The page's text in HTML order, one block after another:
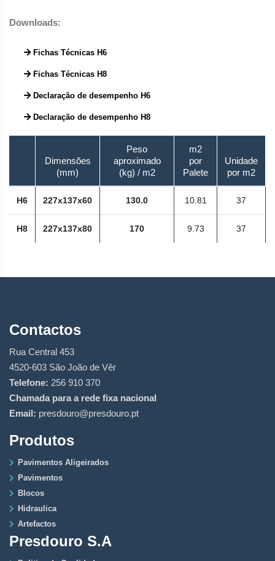
Downloads:
Fichas Técnicas H6
Fichas Técnicas H8
Declaração de desempenho H6
Declaração de desempenho H8
Dimensões
(mm)
Peso
aproximado
(kg) / m2
m2
por
Palete
Unidade
por m2
H6 227x137x60 130.0 10.81 37
H8 227x137x80 170 9.73 37
Contactos
Rua Central 453
4520-603 São João de Vêr
Telefone: 256 910 370
Chamada para a rede fixa nacional
Email: presdouro@presdouro.pt
Produtos
Pavimentos Aligeirados
Pavimentos
Blocos
Hidraulica
Artefactos
Presdouro S.A